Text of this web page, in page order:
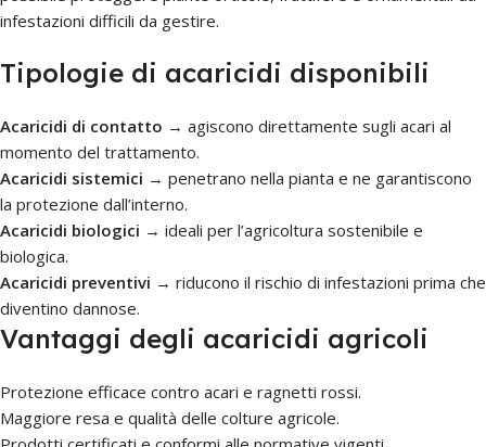
infestazioni difficili da gestire.
Tipologie di acaricidi disponibili
Acaricidi di contatto → agiscono direttamente sugli acari al
momento del trattamento.
Acaricidi sistemici → penetrano nella pianta e ne garantiscono
la protezione dall’interno.
Acaricidi biologici → ideali per l’agricoltura sostenibile e
biologica.
Acaricidi preventivi → riducono il rischio di infestazioni prima che
diventino dannose.
Vantaggi degli acaricidi agricoli
Protezione efficace contro acari e ragnetti rossi.
Maggiore resa e qualità delle colture agricole.